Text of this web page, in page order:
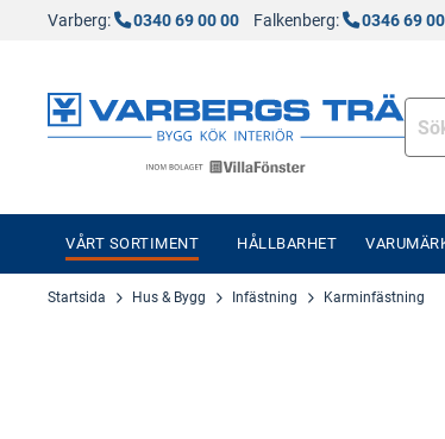
Varberg: 0340 69 00 00 Falkenberg: 0346 69
VÅRT SORTIMENT HÅLLBARHET
Startsida Hus & Bygg Infästning Karminfästning